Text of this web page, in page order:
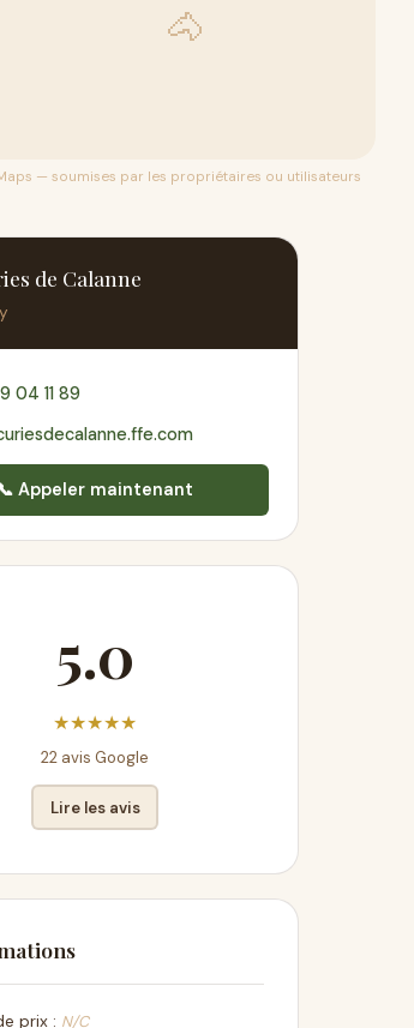
🐴
— soumises par les propriétaires ou utilisateurs
de Calanne
04 11 89
Appeler maintenant
5.0
★★★★★
22 avis Google
Lire les avis
prix : N/C